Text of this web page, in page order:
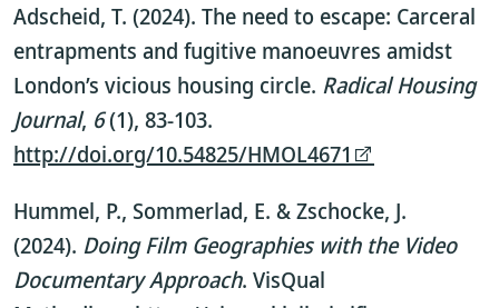
Adscheid, T. (2024). The need to escape: Carceral
entrapments and fugitive manoeuvres amidst
London’s vicious housing circle. Radical Housing
Journal, 6(1), 83-103.
http://doi.org/10.54825/HMOL4671
Hummel, P., Sommerlad, E. & Zschocke, J.
(2024). Doing Film Geographies with the Video
Documentary Approach. VisQual